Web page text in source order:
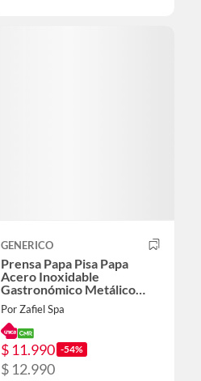
GENERICO
Prensa Papa Pisa Papa
Acero Inoxidable
Gastronómico Metálico
Plateado
Por Zafiel Spa
$ 11.990 -54%
$ 12.990